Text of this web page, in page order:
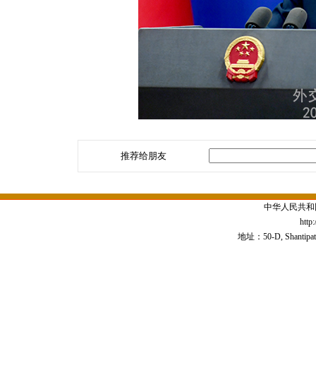
推荐给朋友
中华人民共
地址：50-D,